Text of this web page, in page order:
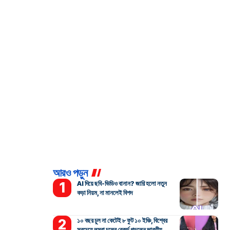
আরও পড়ুন
AI দিয়ে ছবি-ভিডিও বানান? জারি হলো নতুন
কড়া নিয়ম, না মানলেই বিপদ
১০ বছর চুল না কেটেই ৮ ফুট ১০ ইঞ্চি, বিশ্বের